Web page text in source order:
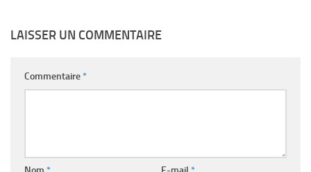
LAISSER UN COMMENTAIRE
Commentaire*